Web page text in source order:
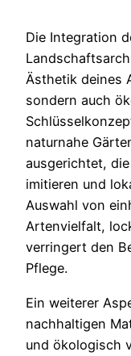
Die Integration
Ästhetik deines
sondern auch
naturnahe
ausgerichtet,
imitieren und
Auswahl von
Artenvielfalt,
verringert den
Pflege.
Ein weiterer
nachhaltigen
und ökologisch